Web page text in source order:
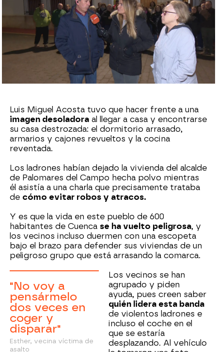
Sara Ruiz
Publicado: 17 de enero de 2024, 19:06
WhatsappFacebook
X Flipboard
Luis Miguel Acosta tuvo que hacer frente a una
imagen desoladora al llegar a casa y encontrarse
su casa destrozada: el dormitorio arrasado,
armarios y cajones revueltos y la cocina
reventada.
Los ladrones habían dejado la vivienda del alcalde
de Palomares del Campo hecha polvo mientras
él asistía a una charla que precisamente trataba
de cómo evitar robos y atracos.
Y es que la vida en este pueblo de 600
habitantes de Cuenca se ha vuelto peligrosa, y
los vecinos incluso duermen con una escopeta
bajo el brazo para defender sus viviendas de un
peligroso grupo que está arrasando la comarca.
"No voy a
pensármelo
dos veces en
coger y
disparar"
Esther, vecina víctima de
asalto
Los vecinos se han
agrupado y piden
ayuda, pues creen saber
quién lidera esta banda
de violentos ladrones e
incluso el coche en el
que se estaría
desplazando. Al vehículo